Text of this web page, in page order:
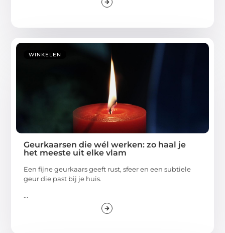
WINKELEN
Geurkaarsen die wél werken: zo haal je
het meeste uit elke vlam
Een fijne geurkaars geeft rust, sfeer en een subtiele
geur die past bij je huis.
...